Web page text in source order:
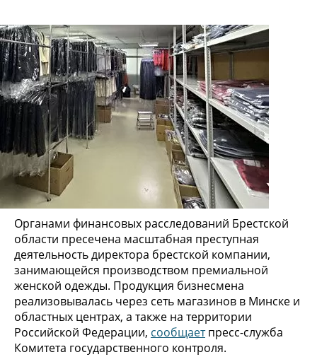
Органами финансовых расследований Брестской
области пресечена масштабная преступная
деятельность директора брестской компании,
занимающейся производством премиальной
женской одежды. Продукция бизнесмена
реализовывалась через сеть магазинов в Минске и
областных центрах, а также на территории
Российской Федерации, сообщаетпресс-служба
Комитета государственного контроля.